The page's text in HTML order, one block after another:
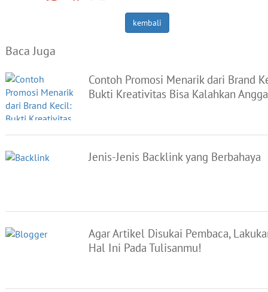
kembali
Baca Juga
Contoh Promosi Menarik dari Brand
Bukti Kreativitas Bisa Kalahkan
Jenis-Jenis Backlink yang Berbahaya
Agar Artikel Disukai Pembaca,
Hal Ini Pada Tulisanmu!